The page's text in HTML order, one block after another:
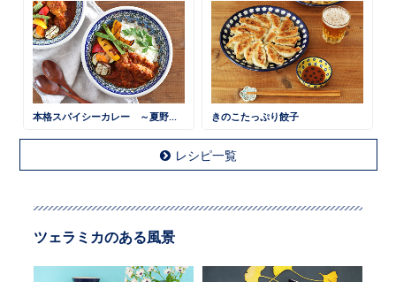
本格スパイシーカレー ～夏野菜と一緒に～ きのこたっぷり餃子
レシピ一覧
ツェラミカのある風景